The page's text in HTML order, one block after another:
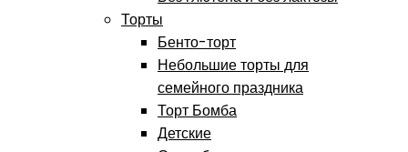
Торты
Бенто-торт
Небольшие торты для
семейного праздника
Торт Бомба
Детские